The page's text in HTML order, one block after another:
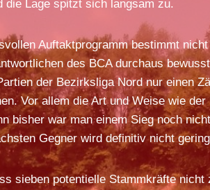
die Lage spitzt sich langsam zu.
Auftaktprogramm bestimmt
des BCA durchaus
der Bezirksliga Nord nur einen
Vor allem die Art und Weise wie der
bisher war man einem Sieg noch
Gegner wird definitiv nicht
sieben potentielle Stammkräfte nicht